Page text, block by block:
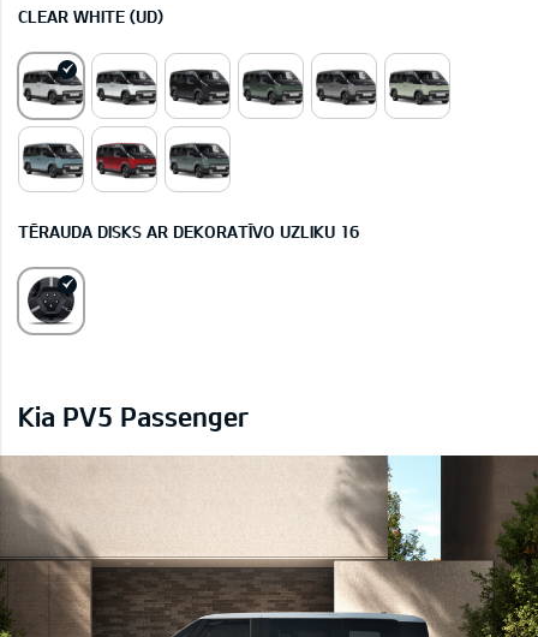
CLEAR WHITE (UD)
TĒRAUDA DISKS AR DEKORATĪVO UZLIKU 16
Kia PV5 Passenger